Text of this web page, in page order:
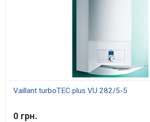
Vaillant turboTEC plus VU 282/5-5
0 грн.